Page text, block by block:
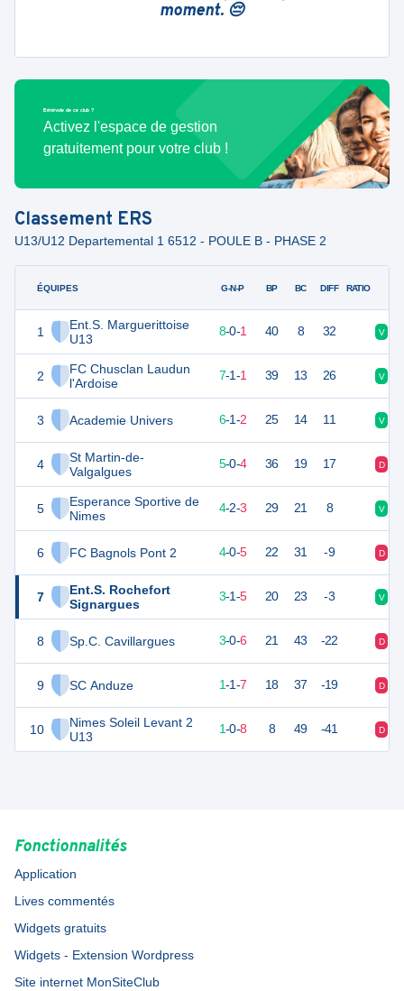
moment. 😔
Bénévole de ce club ?
Activez l'espace de gestion
gratuitement pour votre club !
Classement ERS
U13/U12 Departemental 1 6512 - POULE B - PHASE 2
ÉQUIPES
1
Ent.S. Marguerittoise
U13
2
FC Chusclan Laudun
l'Ardoise
3 Academie Univers
4
St Martin-de-
Valgalgues
5
Esperance Sportive de
Nimes
6 FC Bagnols Pont 2
7
Ent.S. Rochefort
Signargues
8 Sp.C. Cavillargues
9 SC Anduze
10
Nimes Soleil Levant 2
U13
G-N-P BP BC DIFF RATIO
41 8-0-1 40 8 32 V
35 7-1-1 39 13 26 V
31 6-1-2 25 14 11 V
5-0-4 36 19 17 D
24 9 4-2-3 29 21 8 V
24 4-0-5 22 31 -9 D
22 3-1-5 20 23 -3 V
22 3-0-6 21 43 -22 D
1-1-7 18 37 -19 D
13 9 1-0-8 8 49 -41 D
Fonctionnalités
Application
Lives commentés
Widgets gratuits
Widgets - Extension Wordpress
Site internet MonSiteClub